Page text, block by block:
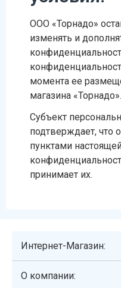
ООО «Торнадо»
изменять и
момента ее
магазина «Торнадо».
Субъект
подтверждает, что
пунктами
принимает их.
Интернет-Магазин:
О компании: